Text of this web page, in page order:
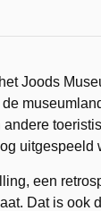
Joods
andere
uitgespeeld
een
Dat is ook